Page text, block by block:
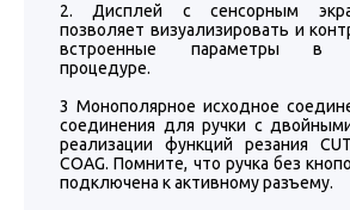
2. Дисплей с сенсорным
позволяет визуализировать и
встроенные параметры в
процедуре.
3 Монополярное исходное
соединения для ручки с
реализации функций резания
COAG. Помните, что ручка без
подключена к активному разъему.